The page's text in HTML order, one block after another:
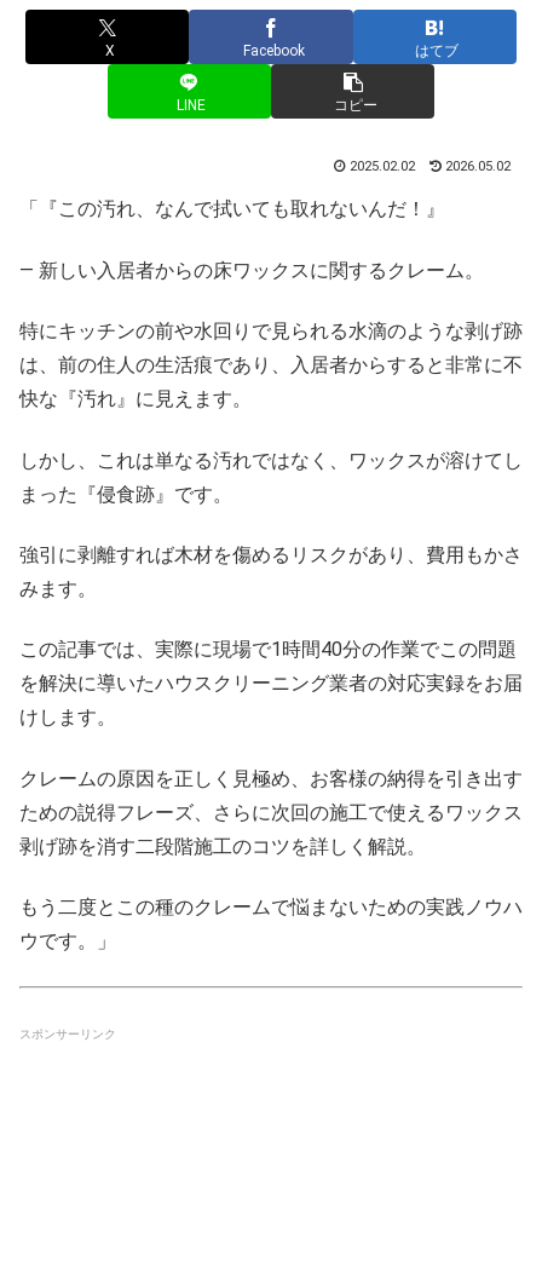
X Facebook はてブ
LINE コピー
2025.02.02 2026.05.02
「『この汚れ、なんで拭いても取れないんだ！』
— 新しい入居者からの床ワックスに関するクレーム。
特にキッチンの前や水回りで見られる水滴のような剥げ跡
は、前の住人の生活痕であり、入居者からすると非常に不
快な『汚れ』に見えます。
しかし、これは単なる汚れではなく、ワックスが溶けてし
まった『侵食跡』です。
強引に剥離すれば木材を傷めるリスクがあり、費用もかさ
みます。
この記事では、実際に現場で1時間40分の作業でこの問題
を解決に導いたハウスクリーニング業者の対応実録をお届
けします。
クレームの原因を正しく見極め、お客様の納得を引き出す
ための説得フレーズ、さらに次回の施工で使えるワックス
剥げ跡を消す二段階施工のコツを詳しく解説。
もう二度とこの種のクレームで悩まないための実践ノウハ
ウです。」
スポンサーリンク